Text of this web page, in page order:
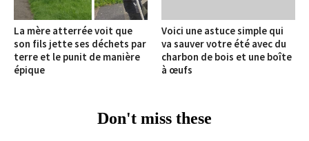
La mère atterrée voit que
son fils jette ses déchets par
terre et le punit de manière
épique
Voici une astuce simple qui
va sauver votre été avec du
charbon de bois et une boîte
à œufs
Don't miss these